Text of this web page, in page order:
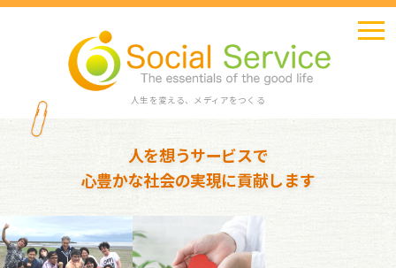
人生を変える、メディアをつくる
人を想うサービスで
心豊かな社会の実現に貢献します